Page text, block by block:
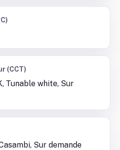
(CCT)
Tunable white, Sur
Sur demande